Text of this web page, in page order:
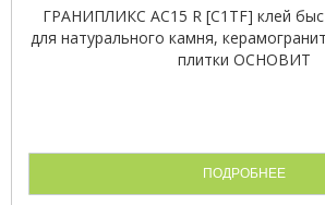
ГРАНИПЛИКС AC15 R [C1TF] клей
для натурального камня,
плитки ОСНОВИТ
ПОДРОБНЕЕ